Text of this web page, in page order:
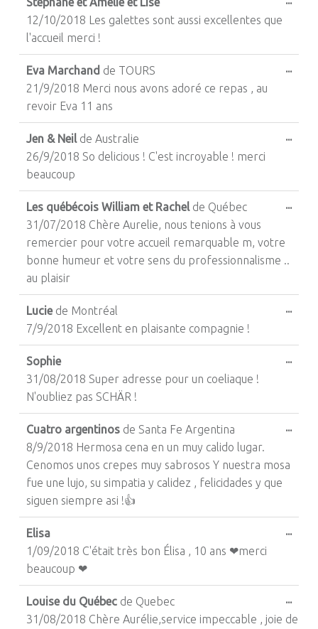
12/10/2018 Les galettes sont aussi excellentes que
l'accueil merci !
Eva Marchand de TOURS
21/9/2018 Merci nous avons adoré ce repas , au
revoir Eva 11 ans
...
Jen & Neil de Australie
26/9/2018 So delicious ! C'est incroyable ! merci
beaucoup
...
Les québécois William et Rachel de Québec
31/07/2018 Chère Aurelie, nous tenions à vous
remercier pour votre accueil remarquable m, votre
bonne humeur et votre sens du professionnalisme ..
au plaisir
...
Lucie de Montréal
7/9/2018 Excellent en plaisante compagnie !
...
Sophie
31/08/2018 Super adresse pour un coeliaque !
N'oubliez pas SCHÄR !
...
Cuatro argentinos de Santa Fe Argentina
8/9/2018 Hermosa cena en un muy calido lugar.
Cenomos unos crepes muy sabrosos Y nuestra mosa
fue une lujo, su simpatia y calidez , felicidades y que
siguen siempre asi !👍
...
Elisa
1/09/2018 C'était très bon Élisa , 10 ans ❤merci
beaucoup ❤
...
Louise du Québec de Quebec
31/08/2018 Chère Aurélie,service impeccable , joie de
...